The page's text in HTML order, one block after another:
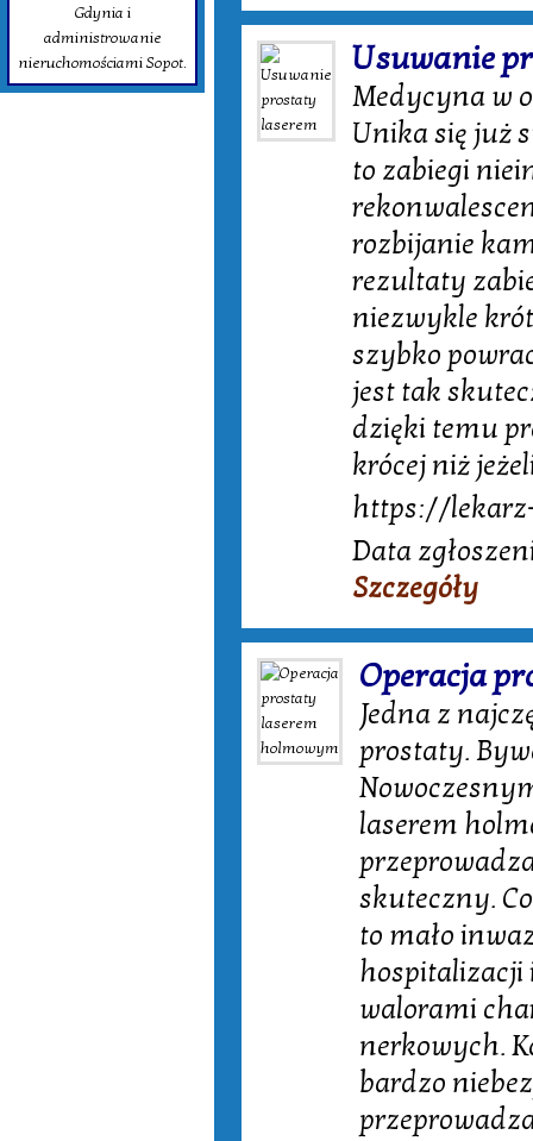
Gdynia i
administrowanie
nieruchomościami Sopot.
Usuwanie
Medycyna w
Unika się już
to zabiegi
rozbijanie
rezultaty
niezwykle
szybko
jest tak
dzięki temu
krócej niż
https://
Data
Szczegóły
Operacja
Jedna z
prostaty.
laserem
skuteczny.
to mało
hospitalizacji
walorami
nerkowych.
bardzo